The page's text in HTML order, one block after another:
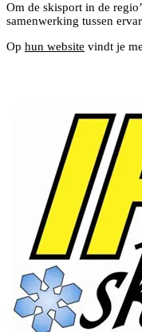
Om de skisport in de
samenwerking tussen
Op hun website vindt je